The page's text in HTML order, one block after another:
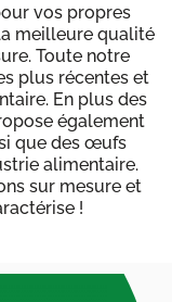
vos propres
meilleure qualité
Toute notre
plus récentes et
En plus des
également
que des œufs
alimentaire.
sur mesure et
!